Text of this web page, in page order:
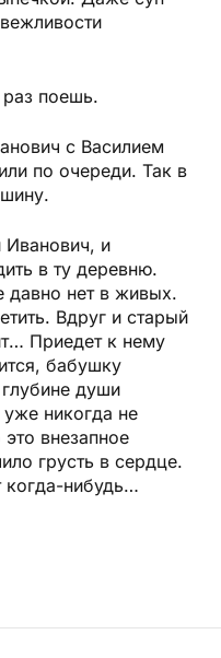
поешь.
с Василием
по очереди. Так в
Иванович, и
в ту деревню.
давно нет в живых.
Вдруг и старый
Приедет к нему
бабушку
души
никогда не
внезапное
грусть в сердце.
когда-нибудь…